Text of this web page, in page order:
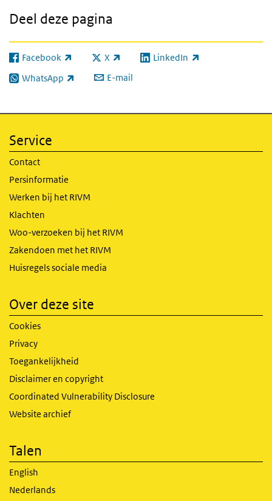
Deel deze pagina
Facebook
(externe link) X
(externe link) LinkedIn
(externe link)
WhatsApp
(externe link) E-mail
Service
Contact
Persinformatie
Werken bij het RIVM
Klachten
Woo-verzoeken bij het RIVM
Zakendoen met het RIVM
Huisregels sociale media
Over deze site
Cookies
Privacy
Toegankelijkheid
Disclaimer en copyright
Coordinated Vulnerability Disclosure
Website archief
Talen
English
Nederlands